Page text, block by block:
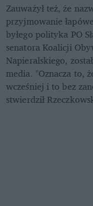
Zauważył też, że
przyjmowanie
byłego polityka PO
senatora Koalicji
Napieralskiego,
media. "Oznacza to,
wcześniej i to bez
stwierdził